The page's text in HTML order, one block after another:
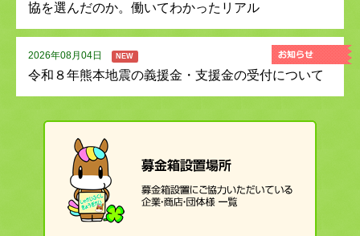
協を選んだのか。働いてわかったリアル
2026年08月04日 NEW
令和８年熊本地震の義援金・支援金の受付について